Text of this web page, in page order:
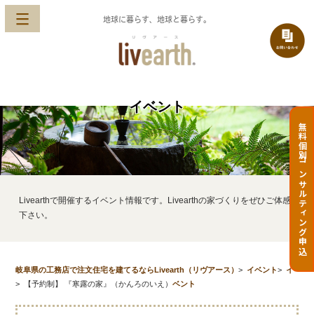
地球に暮らす、地球と暮らす。
無料個別コンサルティング申込
イベント
Livearthで開催するイベント情報です。Livearthの家づくりをぜひご体感
下さい。
岐阜県の工務店で注文住宅を建てるならLivearth（リヴアース）> イベント> イ
ベント
> 【予約制】 『寒露の家』（かんろのいえ）